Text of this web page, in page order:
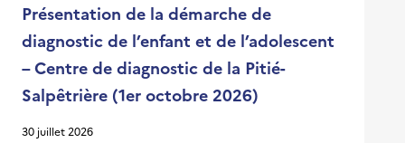
Présentation de la démarche de
diagnostic de l’enfant et de l’adolescent
– Centre de diagnostic de la Pitié-
Salpêtrière (1er octobre 2026)
30 juillet 2026